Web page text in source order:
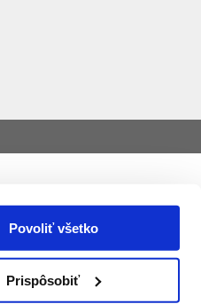
Povoliť všetko
Prispôsobiť